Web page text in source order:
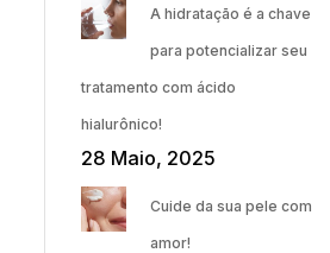
A hidratação é a chave
para potencializar seu
tratamento com ácido
hialurônico!
28 Maio, 2025
Cuide da sua pele com
amor!